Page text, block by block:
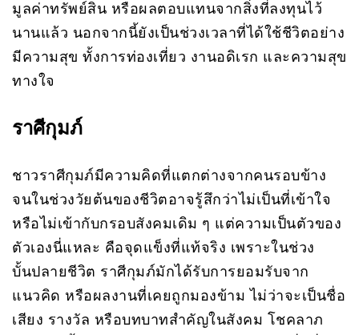
มูลค่าทรัพย์สิน หรือผลตอบแทนจากสิ่งที่ลงทุนไว้
นานแล้ว นอกจากนี้ยังเป็นช่วงเวลาที่ได้ใช้ชีวิตอย่าง
มีความสุข ทั้งการท่องเที่ยว งานอดิเรก และความสุข
ทางใจ
ราศีกุมภ์
ชาวราศีกุมภ์มีความคิดที่แตกต่างจากคนรอบข้าง
จนในช่วงวัยต้นของชีวิตอาจรู้สึกว่าไม่เป็นที่เข้าใจ
หรือไม่เข้ากับกรอบสังคมเดิม ๆ แต่ความเป็นตัวของ
ตัวเองนี่แหละ คือจุดแข็งที่แท้จริง เพราะในช่วง
บั้นปลายชีวิต ราศีกุมภ์มักได้รับการยอมรับจาก
แนวคิด หรือผลงานที่เคยถูกมองข้าม ไม่ว่าจะเป็นชื่อ
เสียง รางวัล หรือบทบาทสำคัญในสังคม โชคลาภ